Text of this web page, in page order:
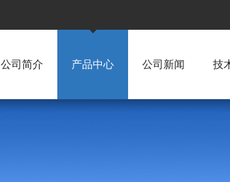
公司简介 产品中心 公司新闻 技